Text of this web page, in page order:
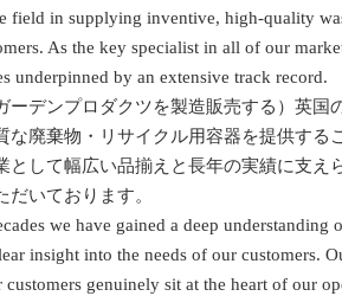
field in supplying inventive, high-quality
As the key specialist in all of our
underpinned by an extensive track record.
ーデンプロダクツを製造販売する）英国
な廃棄物・リサイクル用容器を提供する
として幅広い品揃えと長年の実績に支え
だいております。
we have gained a deep understanding
insight into the needs of our customers.
customers genuinely sit at the heart of our